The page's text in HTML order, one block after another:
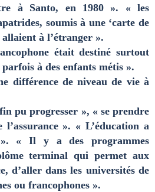
à Santo, en 1980 ». « les
soumis à une ‘carte de
allaient à l’étranger ».
était destiné surtout
à des enfants métis ».
différence de niveau de vie à
pu progresser », « se prendre
». « L’éducation a
». « Il y a des programmes
terminal qui permet aux
d’aller dans les universités de
ou francophones ».